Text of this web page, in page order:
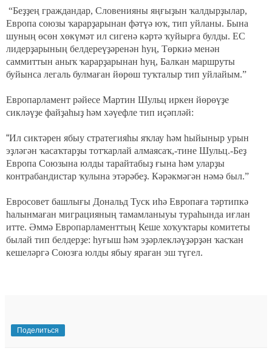
“Беҙҙең граждандар, Словенияны яңғыҙын ҡалдырҙылар,
Европа союзы ҡарарҙарынан фәтүә юҡ, тип уйланы. Бына
шуның өсөн хөкүмәт ил сигенә кәртә ҡуйырға булды. ЕС
лидерҙарының белдереүҙәренән һуң, Төркиә менән
саммиттын аныҡ ҡарарҙарынан һуң, Балкан маршруты
буйынса легаль булмаған йөрөш туҡталыр тип уйлайым.”
Европарламент рәйесе Мартин Шульц иркен йөрөүҙе
сикләүҙе файҙаһыҙ һәм хәүефле тип иҫәпләй:
“Ил сиктәрен ябыу стратегияһы яҡлау һәм һыйыныр урын
эҙләгән ҡасаҡтарҙы тотҡарлай алмаясаҡ,-тине Шульц.-Беҙ
Европа Союзына юлды тарайтабыҙ ғына һәм уларҙы
контрабандистар ҡулына этәрәбеҙ. Кәрәкмәгән нәмә был.”
Евросовет башлығы Дональд Туск иһә Европаға тәртипкә
һалынмаған миграцияның тамамланыуы тураһында иғлан
итте. Әммә Европарламенттың Кеше хоҡуҡтары комитеты
былай тип белдерҙе: һуғыш һәм эҙәрлекләүҙәрҙән ҡасҡан
кешеләргә Союзға юлды ябыу яраған эш түгел.
Поделиться